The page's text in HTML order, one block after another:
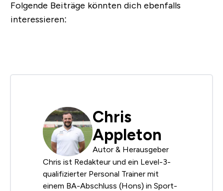
Folgende Beiträge könnten dich ebenfalls
interessieren:
Chris
Appleton
Autor & Herausgeber
Chris ist Redakteur und ein Level-3-
qualifizierter Personal Trainer mit
einem BA-Abschluss (Hons) in Sport-